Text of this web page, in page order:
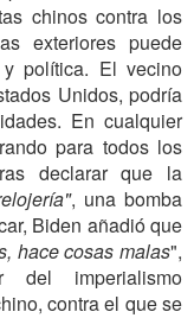
chinos contra los
exteriores puede
y política. El vecino
Unidos, podría
En cualquier
para todos los
declarar que la
, una bomba
Biden añadió que
hace cosas malas",
del imperialismo
contra el que se